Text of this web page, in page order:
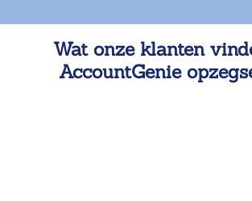
Wat onze klanten
AccountGenie